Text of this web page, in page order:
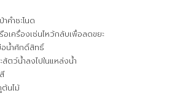
าคำชะโนด
อเครื่องเซ่นไหว้กลับเพื่อลดขยะ
อน้ำศักดิ์สิทธิ์
ตว์น้ำลงไปในแหล่งน้ำ
นไม้